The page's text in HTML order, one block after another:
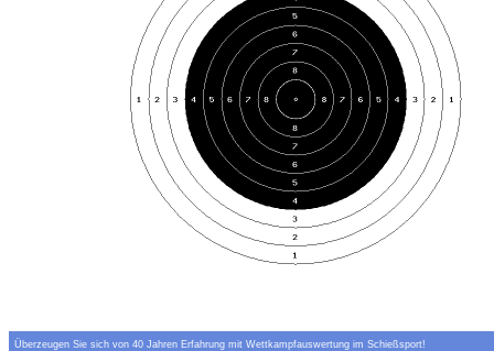
Überzeugen Sie sich von 40 Jahren Erfahrung mit Wettkampfauswertung im Schießsport!